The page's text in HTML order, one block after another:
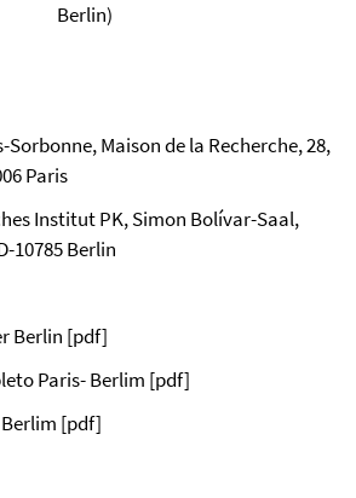
Berlin)
Sorbonne, Maison de la Recherche, 28,
Paris
Institut PK, Simon Bolívar-Saal,
10785 Berlin
Berlin [pdf]
Paris- Berlim [pdf]
[pdf]